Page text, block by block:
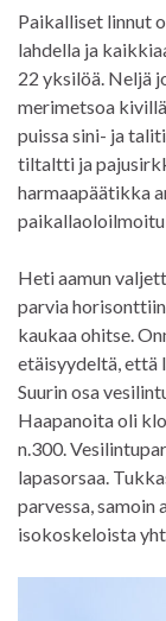
Paikalliset linnut
lahdella ja
22 yksilöä. Neljä
merimetsoa
puissa sini- ja
tiltaltti ja
harmaapäätikka
Heti aamun
parvia
kaukaa ohitse.
etäisyydeltä, että
Suurin osa
Haapanoita oli
n.300.
lapasorsaa.
parvessa, samoin
isokoskeloista